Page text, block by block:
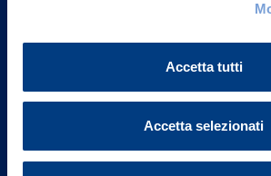
Accetta tutti
Accetta selezionati
Investor Relations